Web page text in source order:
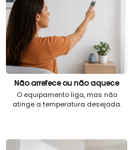
Não arrefece ou não aquece
O equipamento liga, mas não
atinge a temperatura desejada.